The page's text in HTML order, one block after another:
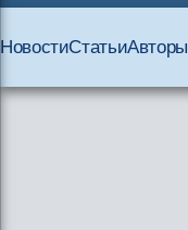
НовостиСтатьиАвторы